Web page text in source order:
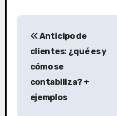
N
Anticipo de
clientes: ¿qué es y
cómo se
contabiliza? +
ejemplos